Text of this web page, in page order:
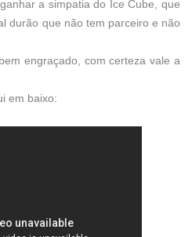
a simpatia do Ice Cube, que
durão que não tem parceiro e não
engraçado, com certeza vale a
em baixo: